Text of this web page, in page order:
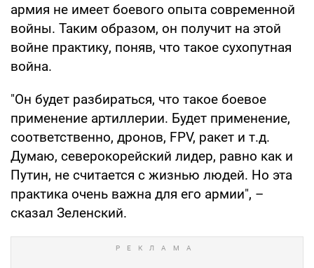
армия не имеет боевого опыта современной
войны. Таким образом, он получит на этой
войне практику, поняв, что такое сухопутная
война.
"Он будет разбираться, что такое боевое
применение артиллерии. Будет применение,
соответственно, дронов, FPV, ракет и т.д.
Думаю, северокорейский лидер, равно как и
Путин, не считается с жизнью людей. Но эта
практика очень важна для его армии", –
сказал Зеленский.